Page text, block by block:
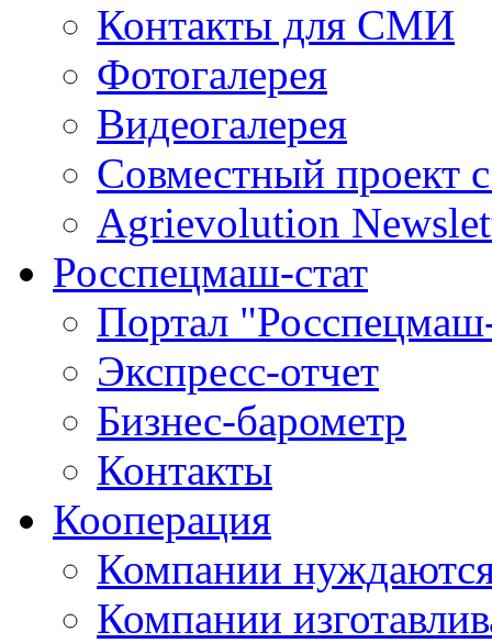
Контакты для СМИ
Фотогалерея
Видеогалерея
Совместный проект
Agrievolution
Росспецмаш-стат
Портал
Экспресс-отчет
Бизнес-барометр
Контакты
Кооперация
Компании
Компании